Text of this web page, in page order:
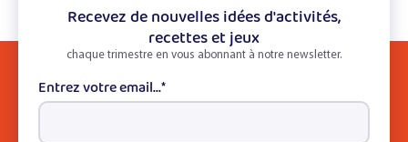
Recevez de nouvelles idées d'activités,
recettes et jeux
chaque trimestre en vous abonnant à notre newsletter.
Entrez votre email...*